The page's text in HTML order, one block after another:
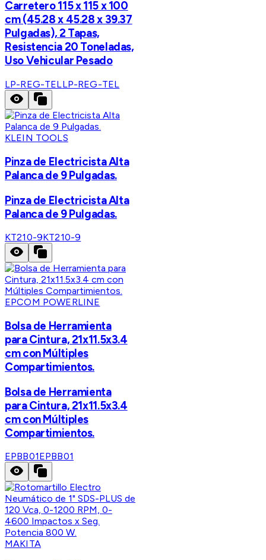
Carretero 115 x 115 x 100
cm (45.28 x 45.28 x 39.37
Pulgadas), 2 Tapas,
Resistencia 20 Toneladas,
Uso Vehicular Pesado
LP-REG-TELLP-REG-TEL
KLEIN TOOLS
Pinza de Electricista Alta
Palanca de 9 Pulgadas.
Pinza de Electricista Alta
Palanca de 9 Pulgadas.
KT210-9KT210-9
EPCOM POWERLINE
Bolsa de Herramienta
para Cintura, 21x11.5x3.4
cm con Múltiples
Compartimientos.
Bolsa de Herramienta
para Cintura, 21x11.5x3.4
cm con Múltiples
Compartimientos.
EPBB01EPBB01
MAKITA